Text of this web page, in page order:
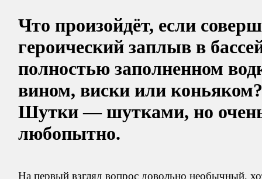
Что произойдёт, если
героический заплыв в
полностью заполненном
вином, виски или коньяком?
Шутки — шутками, но
любопытно.
На первый взгляд вопрос довольно необычный,